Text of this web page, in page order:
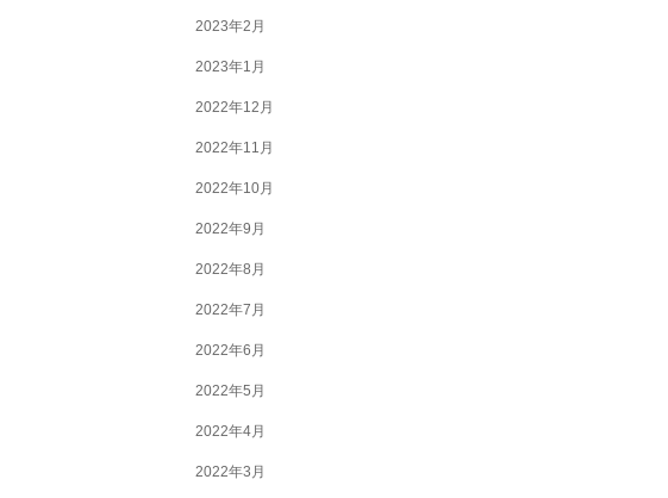
2023年2月
2023年1月
2022年12月
2022年11月
2022年10月
2022年9月
2022年8月
2022年7月
2022年6月
2022年5月
2022年4月
2022年3月